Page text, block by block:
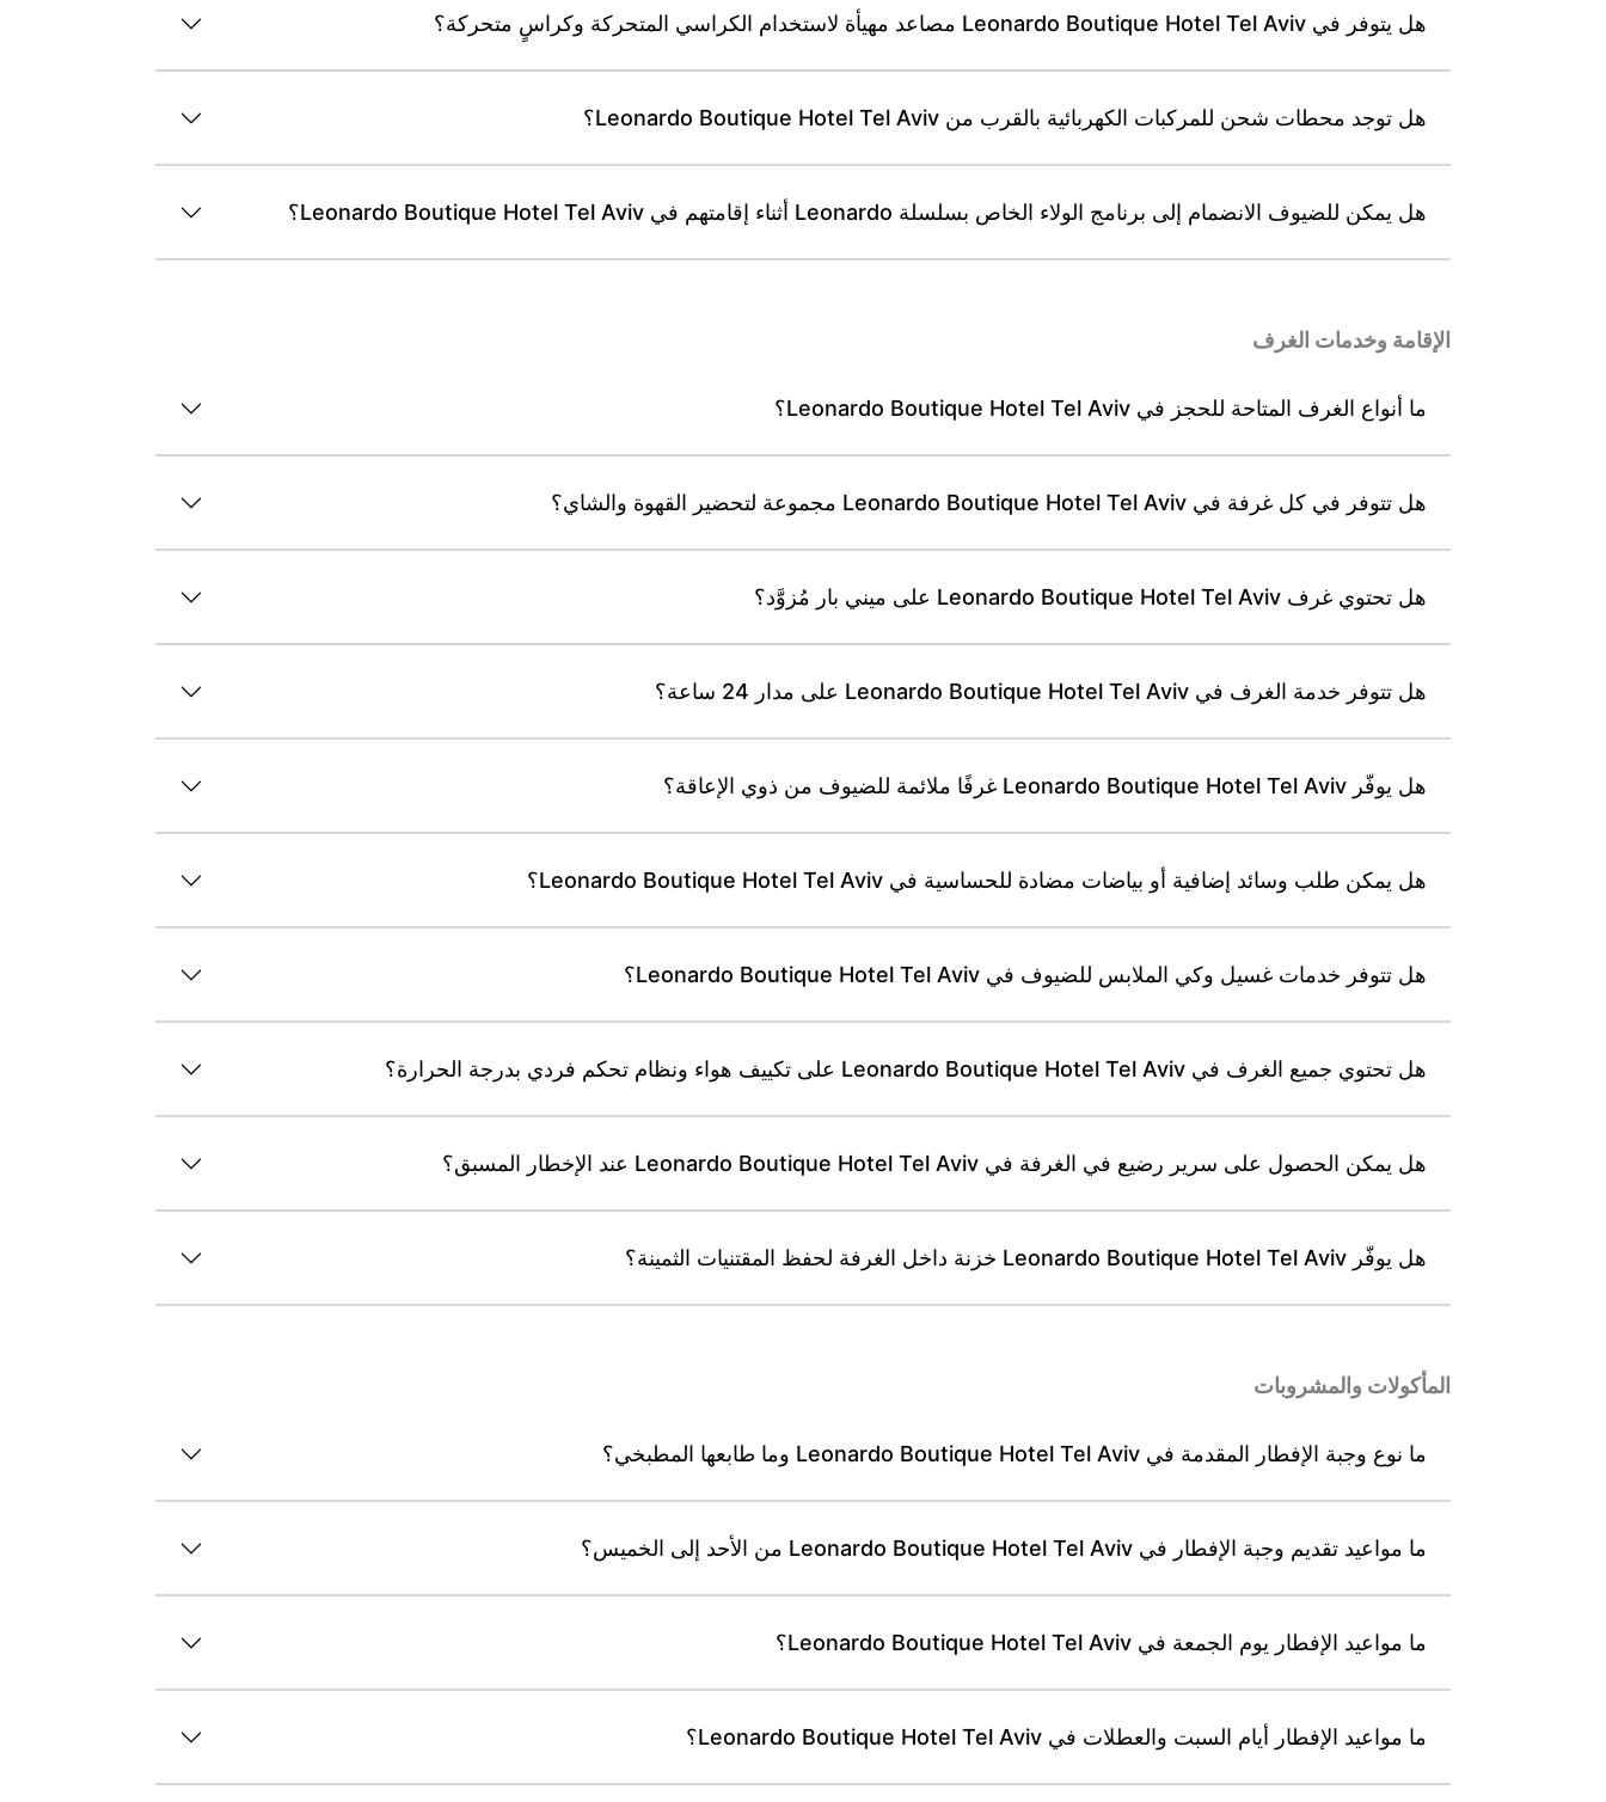
هل يتوفر في Leonardo Boutique Hotel Tel Aviv مصاعد مهيأة لاستخدام الكراسي المتحركة وكراسٍ متحركة؟
هل توجد محطات شحن للمركبات الكهربائية بالقرب من Leonardo Boutique Hotel Tel Aviv؟
هل يمكن للضيوف الانضمام إلى برنامج الولاء الخاص بسلسلة Leonardo أثناء إقامتهم في Leonardo Boutique Hotel Tel Aviv؟
الإقامة وخدمات الغرف
ما أنواع الغرف المتاحة للحجز في Leonardo Boutique Hotel Tel Aviv؟
هل تتوفر في كل غرفة في Leonardo Boutique Hotel Tel Aviv مجموعة لتحضير القهوة والشاي؟
هل تحتوي غرف Leonardo Boutique Hotel Tel Aviv على ميني بار مُزوَّد؟
هل تتوفر خدمة الغرف في Leonardo Boutique Hotel Tel Aviv على مدار 24 ساعة؟
هل يوفّر Leonardo Boutique Hotel Tel Aviv غرفًا ملائمة للضيوف من ذوي الإعاقة؟
هل يمكن طلب وسائد إضافية أو بياضات مضادة للحساسية في Leonardo Boutique Hotel Tel Aviv؟
هل تتوفر خدمات غسيل وكي الملابس للضيوف في Leonardo Boutique Hotel Tel Aviv؟
هل تحتوي جميع الغرف في Leonardo Boutique Hotel Tel Aviv على تكييف هواء ونظام تحكم فردي بدرجة الحرارة؟
هل يمكن الحصول على سرير رضيع في الغرفة في Leonardo Boutique Hotel Tel Aviv عند الإخطار المسبق؟
هل يوفّر Leonardo Boutique Hotel Tel Aviv خزنة داخل الغرفة لحفظ المقتنيات الثمينة؟
المأكولات والمشروبات
ما نوع وجبة الإفطار المقدمة في Leonardo Boutique Hotel Tel Aviv وما طابعها المطبخي؟
ما مواعيد تقديم وجبة الإفطار في Leonardo Boutique Hotel Tel Aviv من الأحد إلى الخميس؟
ما مواعيد الإفطار يوم الجمعة في Leonardo Boutique Hotel Tel Aviv؟
ما مواعيد الإفطار أيام السبت والعطلات في Leonardo Boutique Hotel Tel Aviv؟